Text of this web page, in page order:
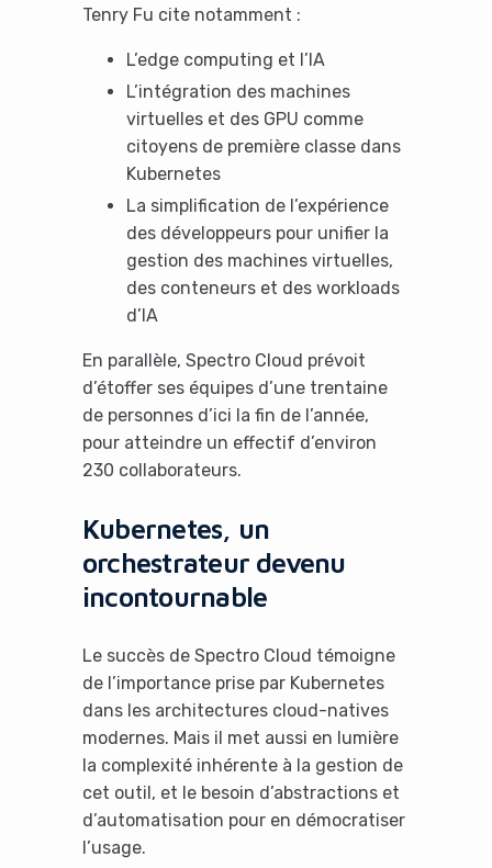
Tenry Fu cite notamment :
L’edge computing et l’IA
L’intégration des machines
virtuelles et des GPU comme
citoyens de première classe dans
Kubernetes
La simplification de l’expérience
des développeurs pour unifier la
gestion des machines virtuelles,
des conteneurs et des workloads
d’IA
En parallèle, Spectro Cloud prévoit
d’étoffer ses équipes d’une trentaine
de personnes d’ici la fin de l’année,
pour atteindre un effectif d’environ
230 collaborateurs.
Kubernetes, un
orchestrateur devenu
incontournable
Le succès de Spectro Cloud témoigne
de l’importance prise par Kubernetes
dans les architectures cloud-natives
modernes. Mais il met aussi en lumière
la complexité inhérente à la gestion de
cet outil, et le besoin d’abstractions et
d’automatisation pour en démocratiser
l’usage.
It looks like you're
using an ad-blocker!